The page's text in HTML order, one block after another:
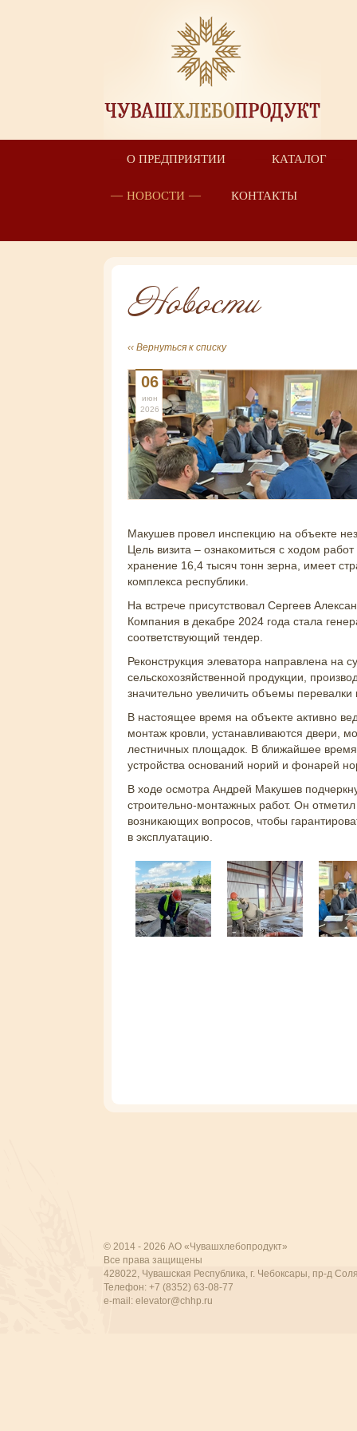
О ПРЕДПРИЯТИИ КАТАЛОГ
НОВОСТИ КОНТАКТЫ
Новости
‹‹ Вернуться к списку
06
июн
2026
Макушев провел инспекцию на объекте
Цель визита – ознакомиться с ходом
хранение 16,4 тысяч тонн зерна, имеет
комплекса республики.
На встрече присутствовал Сергеев
Компания в декабре 2024 года стала
соответствующий тендер.
Реконструкция элеватора направлена на
сельскохозяйственной продукции,
значительно увеличить объемы перевалки
В настоящее время на объекте активно
монтаж кровли, устанавливаются двери,
лестничных площадок. В ближайшее
устройства оснований норий и фонарей
В ходе осмотра Андрей Макушев
строительно-монтажных работ. Он
возникающих вопросов, чтобы
в эксплуатацию.
© 2014 - 2026 АО «Чувашхлебопродукт»
Все права защищены
428022, Чувашская Республика, г. Чебоксары, пр-д
Телефон: +7 (8352) 63-08-77
e-mail: elevator@chhp.ru